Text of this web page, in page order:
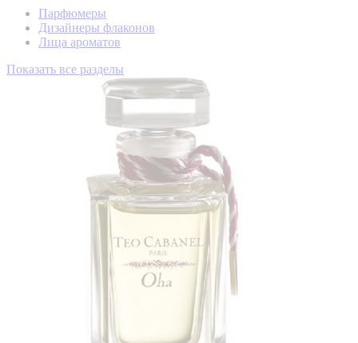
Парфюмеры
Дизайнеры флаконов
Лица ароматов
Показать все разделы